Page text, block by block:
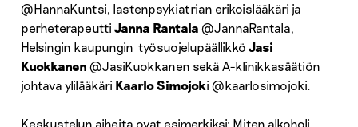
@HannaKuntsi, lastenpsykiatrian erikoislääkäri ja
perheterapeutti Janna Rantala @JannaRantala,
Helsingin kaupungin työsuojelupäällikkö Jasi
Kuokkanen @JasiKuokkanen sekä A-klinikkasäätiön
johtava ylilääkäri Kaarlo Simojoki @kaarlosimojoki.
Keskustelun aiheita ovat esimerkiksi: Miten alkoholi